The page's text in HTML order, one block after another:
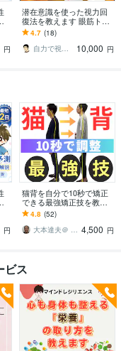
円
潜在意識を使った視力回
復法を教えます 眼筋トレ
ーニングだけではダメ！
脳のブレーキを外すメソ
ッド
4.7 (18)
自力で視力回復した人
10,000 円
円
猫背を自分で10秒で矯正
できる最強矯正技を教え
ます 体の軸の第一人者
が、発見した10秒ででき
る猫背姿勢矯正法
4.8 (52)
大本達夫＠ 姿動軸 体の軸を作る第一人者 4,500 円
ビス